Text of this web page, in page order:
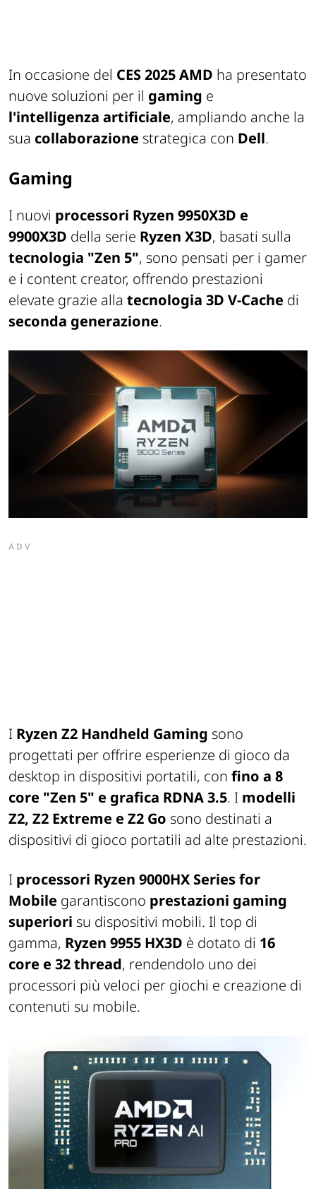
In occasione del CES 2025 AMD ha presentato
nuove soluzioni per il gaming e
l'intelligenza artificiale, ampliando anche la
sua collaborazione strategica con Dell.
Gaming
I nuovi processori Ryzen 9950X3D e
9900X3D della serie Ryzen X3D, basati sulla
tecnologia "Zen 5", sono pensati per i gamer
e i content creator, offrendo prestazioni
elevate grazie alla tecnologia 3D V-Cache di
seconda generazione.
ADV
I Ryzen Z2 Handheld Gaming sono
progettati per offrire esperienze di gioco da
desktop in dispositivi portatili, con fino a 8
core "Zen 5" e grafica RDNA 3.5. I modelli
Z2, Z2 Extreme e Z2 Go sono destinati a
dispositivi di gioco portatili ad alte prestazioni.
I processori Ryzen 9000HX Series for
Mobile garantiscono prestazioni gaming
superiori su dispositivi mobili. Il top di
gamma, Ryzen 9955 HX3D è dotato di 16
core e 32 thread, rendendolo uno dei
processori più veloci per giochi e creazione di
contenuti su mobile.